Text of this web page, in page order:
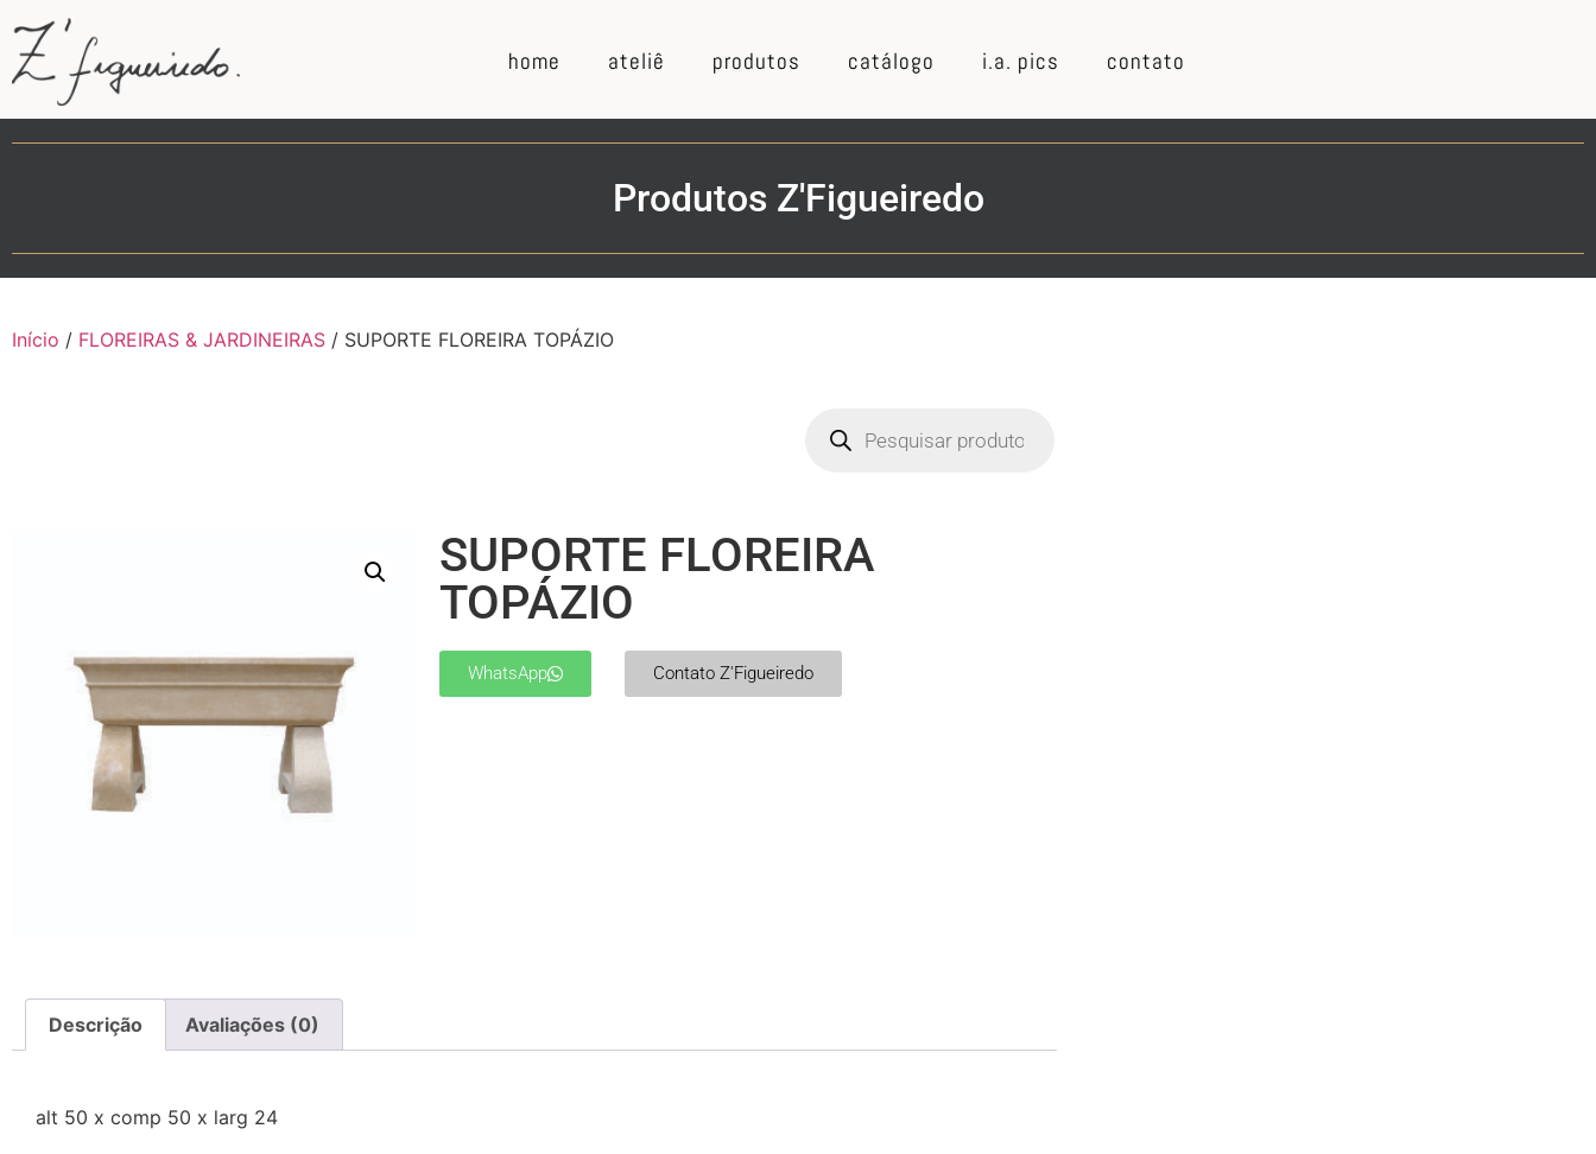
home ateliê produtos catálogo i.a. pics contato
Produtos Z'Figueiredo
Início / FLOREIRAS & JARDINEIRAS / SUPORTE FLOREIRA TOPÁZIO
SUPORTE FLOREIRA
TOPÁZIO
WhatsApp Contato Z'Figueiredo
Descrição Avaliações (0)
alt 50 x comp 50 x larg 24